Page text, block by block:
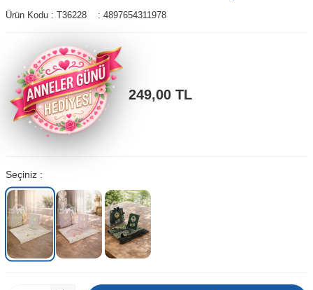
Ürün Kodu : T36228 : 4897654311978
249,00 TL
Seçiniz :